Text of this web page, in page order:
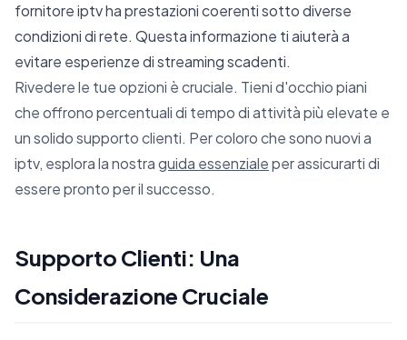
fornitore iptv ha prestazioni coerenti sotto diverse
condizioni di rete. Questa informazione ti aiuterà a
evitare esperienze di streaming scadenti.
Rivedere le tue opzioni è cruciale. Tieni d'occhio piani
che offrono percentuali di tempo di attività più elevate e
un solido supporto clienti. Per coloro che sono nuovi a
iptv, esplora la nostraguida essenzialeper assicurarti di
essere pronto per il successo.
Supporto Clienti: Una
Considerazione Cruciale